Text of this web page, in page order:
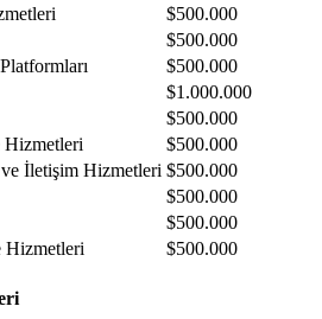
$500.000
$500.000
$500.000
$1.000.000
$500.000
Hizmetleri
$500.000
İletişim Hizmetleri $500.000
$500.000
$500.000
Hizmetleri
$500.000